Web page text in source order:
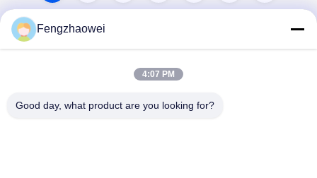
Fengzhaowei
4:07 PM
Good day, what product are you looking for?